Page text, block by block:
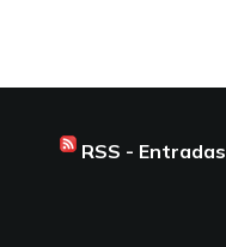
RSS - Entradas